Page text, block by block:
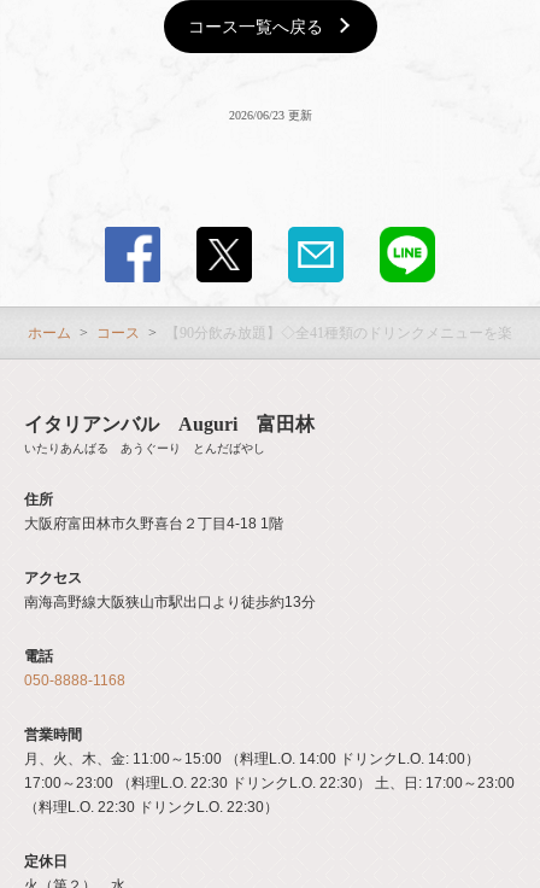
コース一覧へ戻る
2026/06/23 更新
ホーム コース 【90分飲み放題】◇全41種類のドリンクメニューを楽し
イタリアンバル Auguri 富田林
いたりあんばる あうぐーり とんだばやし
住所
大阪府富田林市久野喜台２丁目4-18 1階
アクセス
南海高野線大阪狭山市駅出口より徒歩約13分
電話
050-8888-1168
営業時間
月、火、木、金: 11:00～15:00 （料理L.O. 14:00 ドリンクL.O. 14:00）
17:00～23:00 （料理L.O. 22:30 ドリンクL.O. 22:30） 土、日: 17:00～23:00
（料理L.O. 22:30 ドリンクL.O. 22:30）
定休日